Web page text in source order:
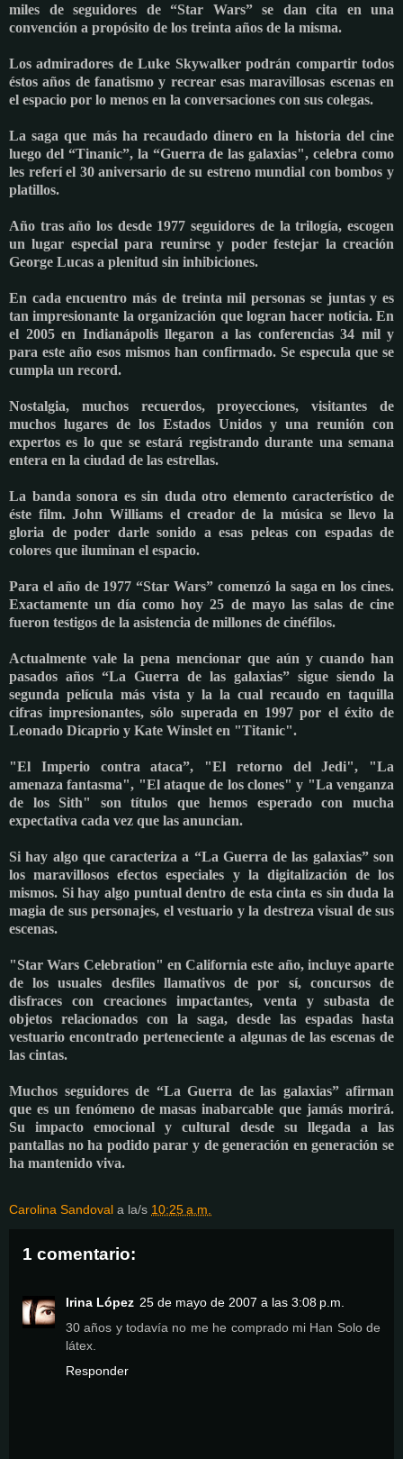
miles de seguidores de “Star Wars” se dan cita en una
convención a propósito de los treinta años de la misma.
Los admiradores de Luke Skywalker podrán compartir todos
éstos años de fanatismo y recrear esas maravillosas escenas en
el espacio por lo menos en la conversaciones con sus colegas.
La saga que más ha recaudado dinero en la historia del cine
luego del “Tinanic”, la “Guerra de las galaxias", celebra como
les referí el 30 aniversario de su estreno mundial con bombos y
platillos.
Año tras año los desde 1977 seguidores de la trilogía, escogen
un lugar especial para reunirse y poder festejar la creación
George Lucas a plenitud sin inhibiciones.
En cada encuentro más de treinta mil personas se juntas y es
tan impresionante la organización que logran hacer noticia. En
el 2005 en Indianápolis llegaron a las conferencias 34 mil y
para este año esos mismos han confirmado. Se especula que se
cumpla un record.
Nostalgia, muchos recuerdos, proyecciones, visitantes de
muchos lugares de los Estados Unidos y una reunión con
expertos es lo que se estará registrando durante una semana
entera en la ciudad de las estrellas.
La banda sonora es sin duda otro elemento característico de
éste film. John Williams el creador de la música se llevo la
gloria de poder darle sonido a esas peleas con espadas de
colores que iluminan el espacio.
Para el año de 1977 “Star Wars” comenzó la saga en los cines.
Exactamente un día como hoy 25 de mayo las salas de cine
fueron testigos de la asistencia de millones de cinéfilos.
Actualmente vale la pena mencionar que aún y cuando han
pasados años “La Guerra de las galaxias” sigue siendo la
segunda película más vista y la la cual recaudo en taquilla
cifras impresionantes, sólo superada en 1997 por el éxito de
Leonado Dicaprio y Kate Winslet en "Titanic".
"El Imperio contra ataca”, "El retorno del Jedi", "La
amenaza fantasma", "El ataque de los clones" y "La venganza
de los Sith" son títulos que hemos esperado con mucha
expectativa cada vez que las anuncian.
Si hay algo que caracteriza a “La Guerra de las galaxias” son
los maravillosos efectos especiales y la digitalización de los
mismos. Si hay algo puntual dentro de esta cinta es sin duda la
magia de sus personajes, el vestuario y la destreza visual de sus
escenas.
"Star Wars Celebration" en California este año, incluye aparte
de los usuales desfiles llamativos de por sí, concursos de
disfraces con creaciones impactantes, venta y subasta de
objetos relacionados con la saga, desde las espadas hasta
vestuario encontrado perteneciente a algunas de las escenas de
las cintas.
Muchos seguidores de “La Guerra de las galaxias” afirman
que es un fenómeno de masas inabarcable que jamás morirá.
Su impacto emocional y cultural desde su llegada a las
pantallas no ha podido parar y de generación en generación se
ha mantenido viva.
Carolina Sandoval a la/s 10:25 a.m.
1 comentario:
Irina López 25 de mayo de 2007 a las 3:08 p.m.
30 años y todavía no me he comprado mi Han Solo de
látex.
Responder